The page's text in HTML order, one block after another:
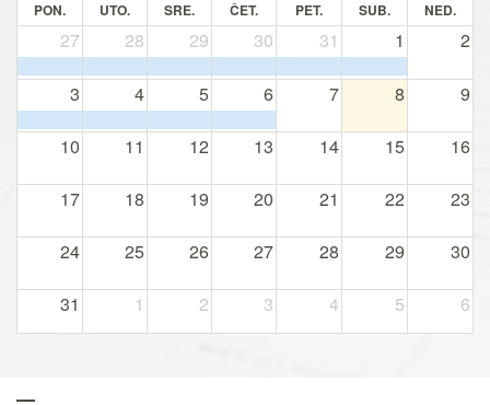
PON. UTO. SRE. ČET. PET. SUB. NED.
27 28 29 30 31 1 2
3 4 5 6 7 8 9
10 11 12 13 14 15 16
17 18 19 20 21 22 23
24 25 26 27 28 29 30
31 1 2 3 4 5 6